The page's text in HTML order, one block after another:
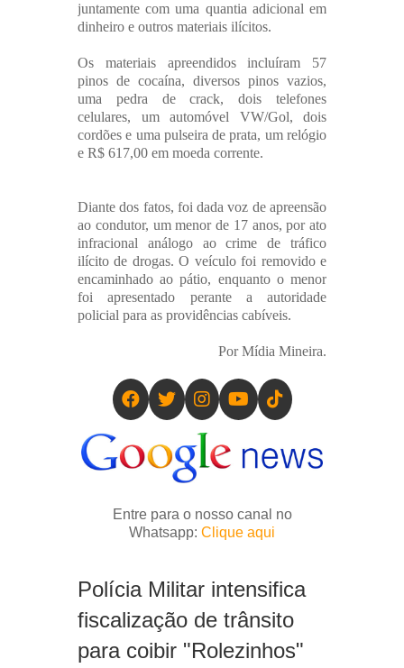
juntamente com uma quantia adicional em
dinheiro e outros materiais ilícitos.
Os materiais apreendidos incluíram 57
pinos de cocaína, diversos pinos vazios,
uma pedra de crack, dois telefones
celulares, um automóvel VW/Gol, dois
cordões e uma pulseira de prata, um relógio
e R$ 617,00 em moeda corrente.
Diante dos fatos, foi dada voz de apreensão
ao condutor, um menor de 17 anos, por ato
infracional análogo ao crime de tráfico
ilícito de drogas. O veículo foi removido e
encaminhado ao pátio, enquanto o menor
foi apresentado perante a autoridade
policial para as providências cabíveis.
Por Mídia Mineira.
Entre para o nosso canal no
Whatsapp: Clique aqui
Polícia Militar intensifica
fiscalização de trânsito
para coibir "Rolezinhos"